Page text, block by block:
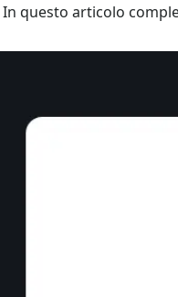
questo articolo